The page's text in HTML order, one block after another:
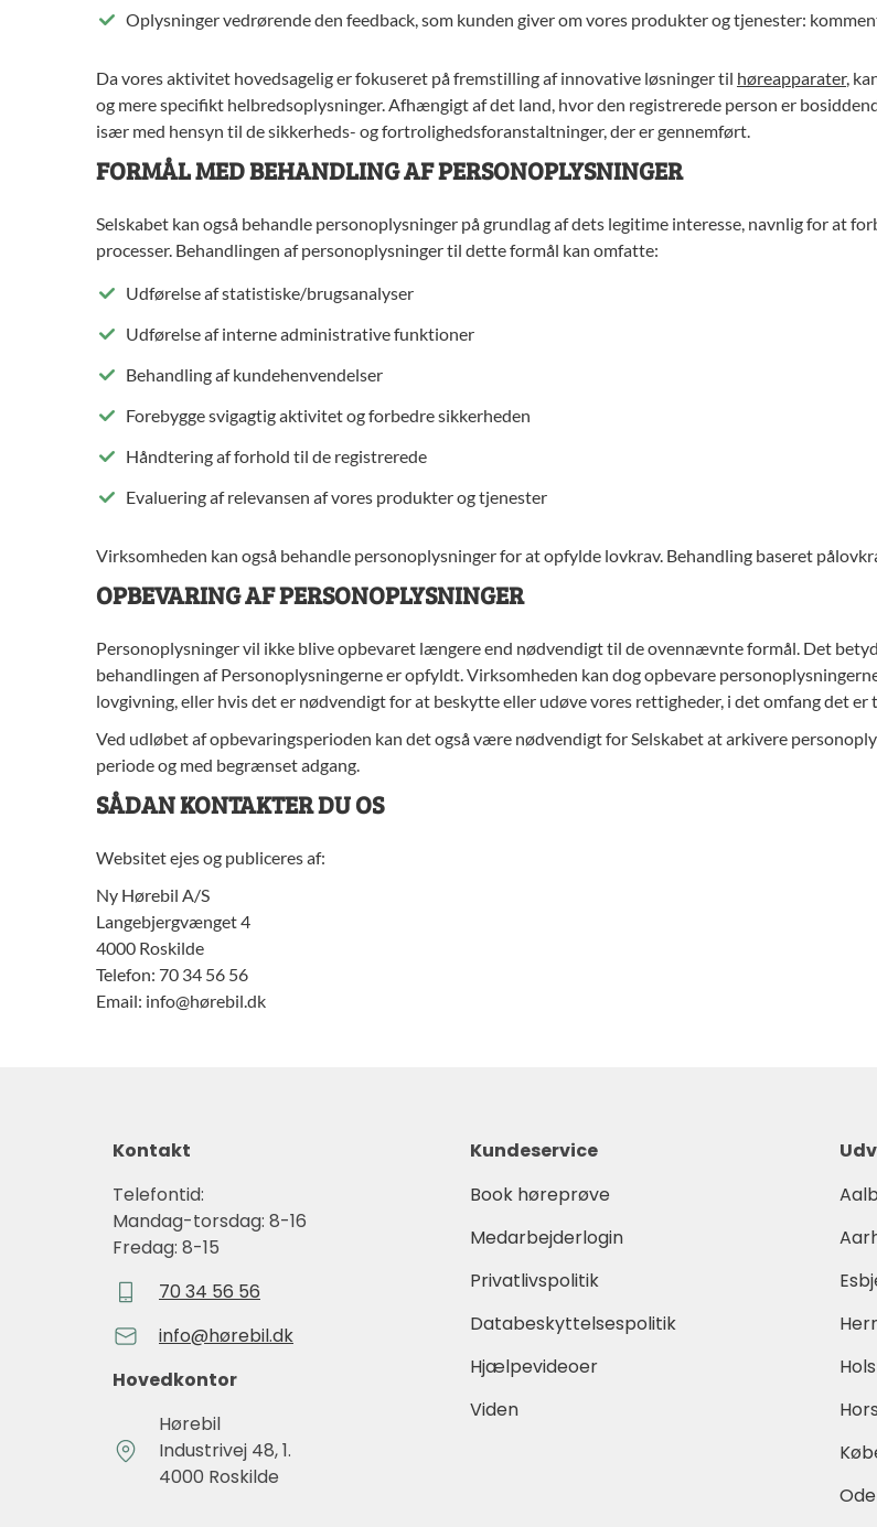
Oplysninger vedrørende den feedback, som kunden giver om vores produkter og tjenester:
Da vores aktivitet hovedsagelig er fokuseret på fremstilling af innovative løsninger til høreapparater,
og mere specifikt helbredsoplysninger. Afhængigt af det land, hvor den registrerede person er
især med hensyn til de sikkerheds- og fortrolighedsforanstaltninger, der er gennemført.
FORMÅL MED BEHANDLING AF PERSONOPLYSNINGER
Selskabet kan også behandle personoplysninger på grundlag af dets legitime interesse, navnlig for at
processer. Behandlingen af personoplysninger til dette formål kan omfatte:
Udførelse af statistiske/brugsanalyser
Udførelse af interne administrative funktioner
Behandling af kundehenvendelser
Forebygge svigagtig aktivitet og forbedre sikkerheden
Håndtering af forhold til de registrerede
Evaluering af relevansen af vores produkter og tjenester
Virksomheden kan også behandle personoplysninger for at opfylde lovkrav. Behandling baseret
OPBEVARING AF PERSONOPLYSNINGER
Personoplysninger vil ikke blive opbevaret længere end nødvendigt til de ovennævnte formål. Det
behandlingen af Personoplysningerne er opfyldt. Virksomheden kan dog opbevare
lovgivning, eller hvis det er nødvendigt for at beskytte eller udøve vores rettigheder, i det omfang det
Ved udløbet af opbevaringsperioden kan det også være nødvendigt for Selskabet at arkivere
periode og med begrænset adgang.
SÅDAN KONTAKTER DU OS
Websitet ejes og publiceres af:
Ny Hørebil A/S
Langebjergvænget 4
4000 Roskilde
Telefon: 70 34 56 56
Email: info@hørebil.dk
Kontakt
Telefontid:
Mandag-torsdag: 8-16
Fredag: 8-15
70 34 56 56
info@hørebil.dk
Hovedkontor
Hørebil
Industrivej 48, 1.
4000 Roskilde
Kundeservice
Book høreprøve
Medarbejderlogin
Privatlivspolitik
Databeskyttelsespolitik
Hjælpevideoer
Viden